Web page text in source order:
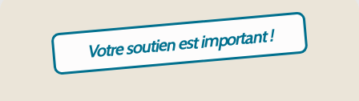
Votre soutien est important !